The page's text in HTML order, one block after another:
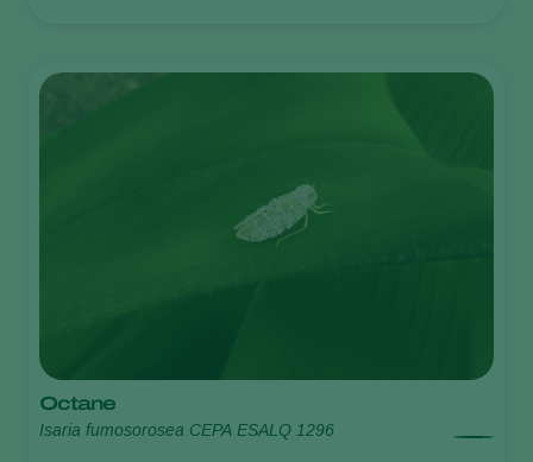
Octane
Isaria fumosorosea CEPA ESALQ 1296